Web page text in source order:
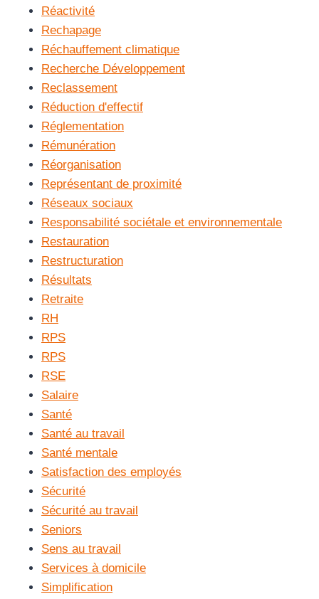
Réactivité
Rechapage
Réchauffement climatique
Recherche Développement
Reclassement
Réduction d'effectif
Réglementation
Rémunération
Réorganisation
Représentant de proximité
Réseaux sociaux
Responsabilité sociétale et environnementale
Restauration
Restructuration
Résultats
Retraite
RH
RPS
RPS
RSE
Salaire
Santé
Santé au travail
Santé mentale
Satisfaction des employés
Sécurité
Sécurité au travail
Seniors
Sens au travail
Services à domicile
Simplification